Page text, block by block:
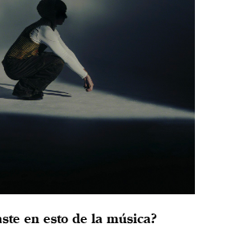
en esto de la música?